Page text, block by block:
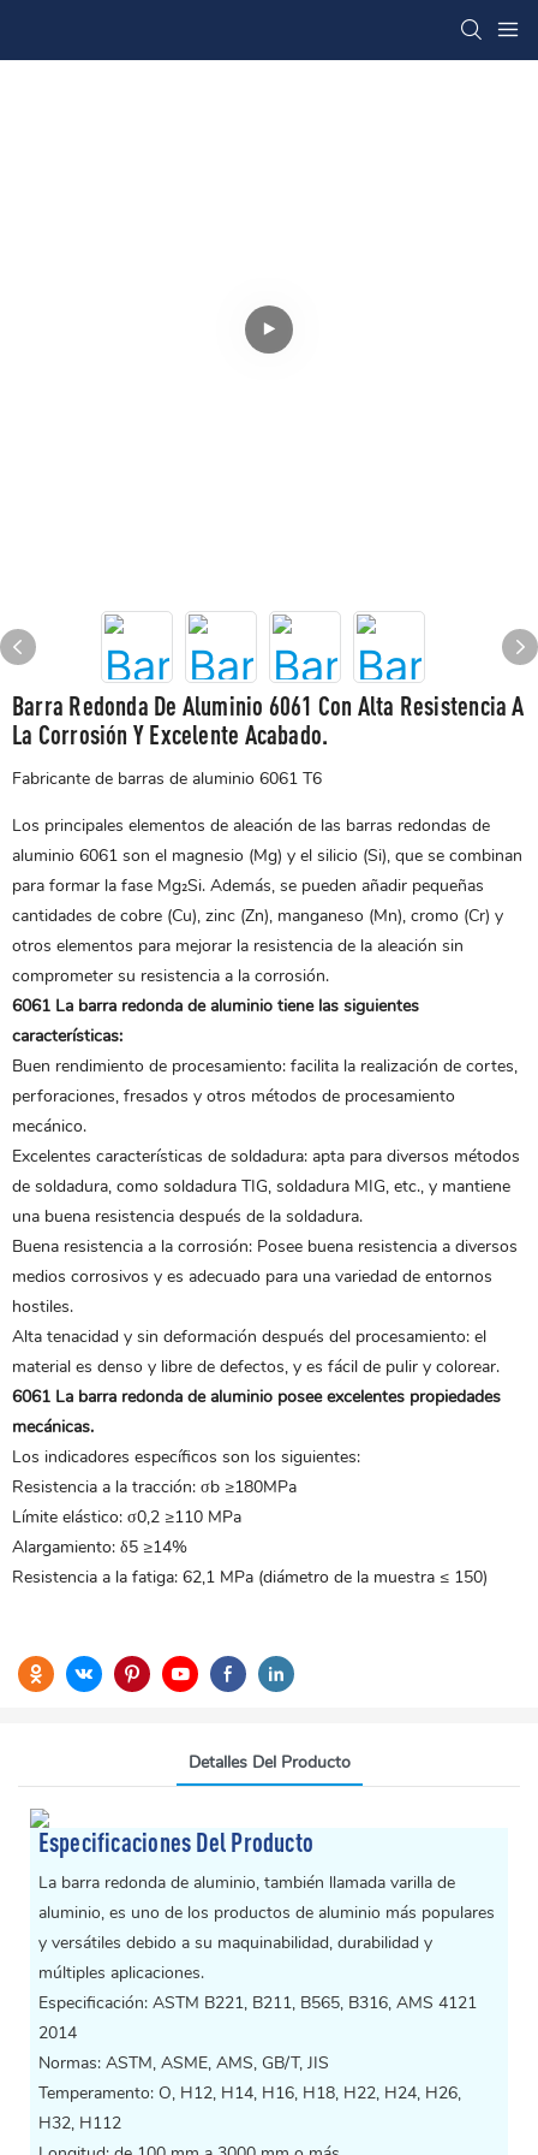
Barra Redonda De Aluminio 6061 Con Alta Resistencia A
La Corrosión Y Excelente Acabado.
Fabricante de barras de aluminio 6061 T6
Los principales elementos de aleación de las barras redondas de
aluminio 6061 son el magnesio (Mg) y el silicio (Si), que se combinan
para formar la fase Mg₂Si. Además, se pueden añadir pequeñas
cantidades de cobre (Cu), zinc (Zn), manganeso (Mn), cromo (Cr) y
otros elementos para mejorar la resistencia de la aleación sin
comprometer su resistencia a la corrosión.
6061 La barra redonda de aluminio tiene las siguientes
características:
Buen rendimiento de procesamiento: facilita la realización de cortes,
perforaciones, fresados ​​y otros métodos de procesamiento
mecánico.
Excelentes características de soldadura: apta para diversos métodos
de soldadura, como soldadura TIG, soldadura MIG, etc., y mantiene
una buena resistencia después de la soldadura.
Buena resistencia a la corrosión: Posee buena resistencia a diversos
medios corrosivos y es adecuado para una variedad de entornos
hostiles.
Alta tenacidad y sin deformación después del procesamiento: el
material es denso y libre de defectos, y es fácil de pulir y colorear.
6061 La barra redonda de aluminio posee excelentes propiedades
mecánicas.
Los indicadores específicos son los siguientes:
Resistencia a la tracción: σb ≥180MPa
Límite elástico: σ0,2 ≥110 MPa
Alargamiento: δ5 ≥14%
Resistencia a la fatiga: 62,1 MPa (diámetro de la muestra ≤ 150)
Detalles Del Producto
Especificaciones Del Producto
La barra redonda de aluminio, también llamada varilla de
aluminio, es uno de los productos de aluminio más populares
y versátiles debido a su maquinabilidad, durabilidad y
múltiples aplicaciones.
Especificación: ASTM B221, B211, B565, B316, AMS 4121
2014
Normas: ASTM, ASME, AMS, GB/T, JIS
Temperamento: O, H12, H14, H16, H18, H22, H24, H26,
H32, H112